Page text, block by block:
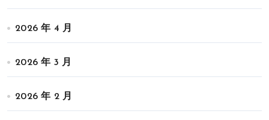
2026 年 4 月
2026 年 3 月
2026 年 2 月